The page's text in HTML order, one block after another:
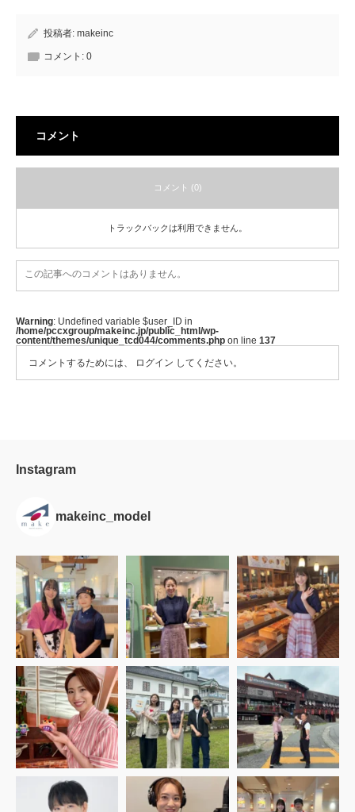
投稿者: makeinc
コメント: 0
コメント
コメント (0)
トラックバックは利用できません。
この記事へのコメントはありません。
Warning: Undefined variable $user_ID in
/home/pccxgroup/makeinc.jp/public_html/wp-
content/themes/unique_tcd044/comments.php on line 137
コメントするためには、
ログイン してください。
Instagram
makeinc_model